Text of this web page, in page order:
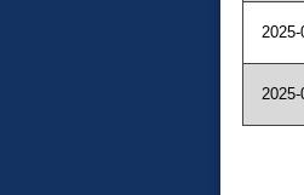
2025-
2025-